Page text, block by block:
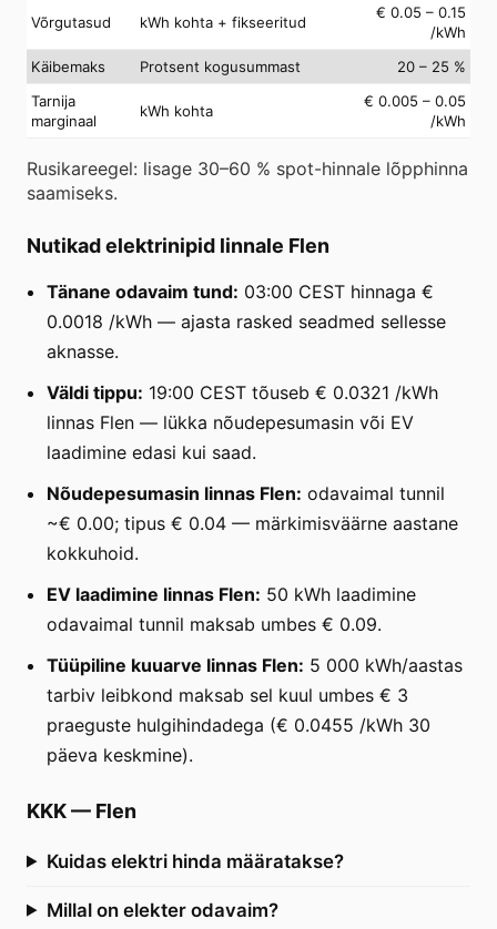
Võrgutasud kWh kohta + fikseeritud
€ 0.05 – 0.15
/kWh
Käibemaks
Protsent kogusummast
20 – 25 %
Tarnija
marginaal
kWh kohta
€ 0.005 – 0.05
/kWh
Rusikareegel: lisage 30–60 % spot-hinnale lõpphinna
saamiseks.
Nutikad elektrinipid linnale Flen
Tänane odavaim tund: 03:00 CEST hinnaga €
0.0018 /kWh — ajasta rasked seadmed sellesse
aknasse.
Väldi tippu: 19:00 CEST tõuseb € 0.0321 /kWh
linnas Flen — lükka nõudepesumasin või EV
laadimine edasi kui saad.
Nõudepesumasin linnas Flen: odavaimal tunnil
~€ 0.00; tipus € 0.04 — märkimisväärne aastane
kokkuhoid.
EV laadimine linnas Flen: 50 kWh laadimine
odavaimal tunnil maksab umbes € 0.09.
Tüüpiline kuuarve linnas Flen: 5 000 kWh/aastas
tarbiv leibkond maksab sel kuul umbes € 3
praeguste hulgihindadega (€ 0.0455 /kWh 30
päeva keskmine).
KKK— Flen
Kuidas elektri hinda määratakse?
Millal on elekter odavaim?